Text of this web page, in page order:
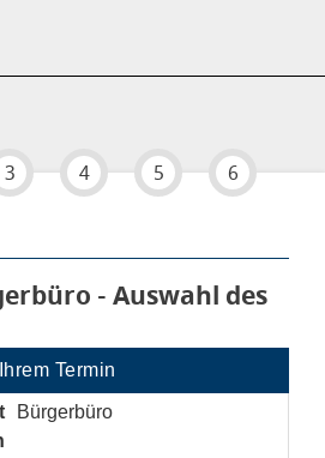
3 4 5 6
- Auswahl des
Termin
Bürgerbüro